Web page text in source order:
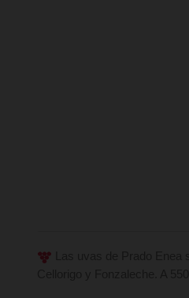
Las uvas de Prado Enea
Cellorigo y Fonzaleche. A